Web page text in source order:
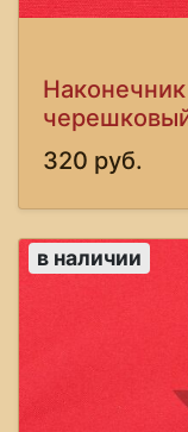
320 руб.
в наличии